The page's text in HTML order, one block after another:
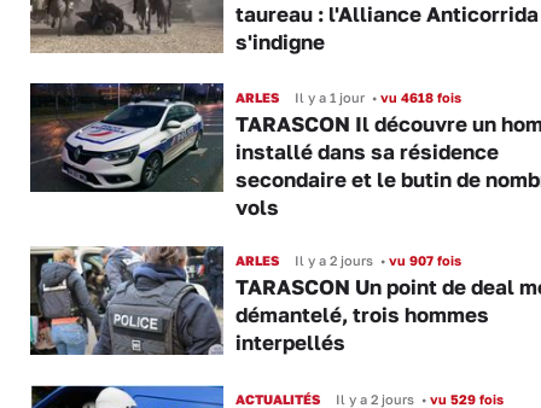
taureau : l'Alliance Anticorrida
s'indigne
ARLES Il y a 1 jour •vu 4618 fois
TARASCON Il découvre un
installé dans sa résidence
secondaire et le butin de
vols
ARLES Il y a 2 jours •vu 907 fois
TARASCON Un point de deal
démantelé, trois hommes
interpellés
ACTUALITÉS Il y a 2 jours •vu 529 fois